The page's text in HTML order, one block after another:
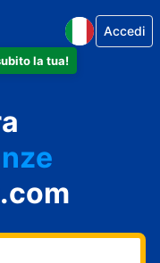
la tua!
Accedi